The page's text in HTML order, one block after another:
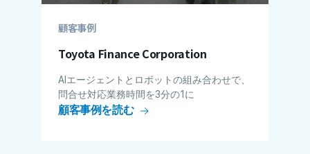
顧客事例
Toyota Finance Corporation
AIエージェントとロボットの組み合わせで、
問合せ対応業務時間を3分の1に
顧客事例を読む